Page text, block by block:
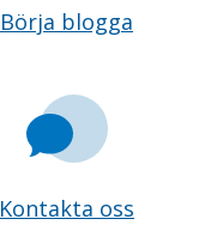
Börja blogga
Kontakta oss